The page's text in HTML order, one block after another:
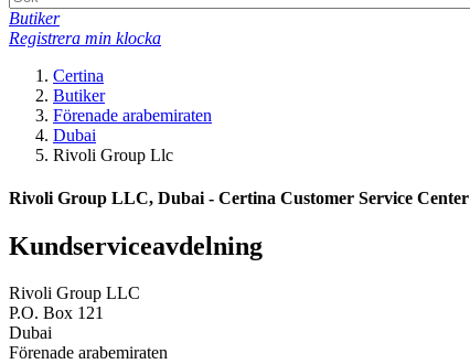
Butiker
Registrera min klocka
Certina
Butiker
Förenade arabemiraten
Dubai
Rivoli Group Llc
Rivoli Group LLC, Dubai - Certina Customer Service Center
Kundserviceavdelning
Rivoli Group LLC
P.O. Box 121
Dubai
Förenade arabemiraten